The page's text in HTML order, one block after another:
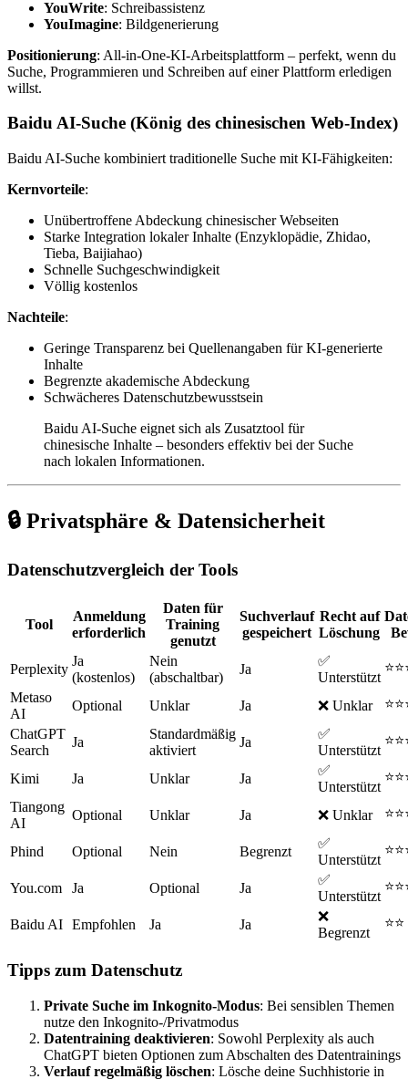
YouWrite: Schreibassistenz
YouImagine: Bildgenerierung
Positionierung: All-in-One-KI-Arbeitsplattform – perfekt, wenn du
Suche, Programmieren und Schreiben auf einer Plattform erledigen
willst.
Baidu AI-Suche (König des chinesischen Web-Index)
Baidu AI-Suche kombiniert traditionelle Suche mit KI-Fähigkeiten:
Kernvorteile:
Unübertroffene Abdeckung chinesischer Webseiten
Starke Integration lokaler Inhalte (Enzyklopädie, Zhidao,
Tieba, Baijiahao)
Schnelle Suchgeschwindigkeit
Völlig kostenlos
Nachteile:
Geringe Transparenz bei Quellenangaben für KI-generierte
Inhalte
Begrenzte akademische Abdeckung
Schwächeres Datenschutzbewusstsein
Baidu AI-Suche eignet sich als Zusatztool für
chinesische Inhalte – besonders effektiv bei der Suche
nach lokalen Informationen.
🔒 Privatsphäre & Datensicherheit
Datenschutzvergleich der Tools
Tool
Anmeldung
erforderlich
Daten für
Training
genutzt
Suchverlauf
gespeichert
Recht auf
Löschung
Perplexity
Ja
(kostenlos)
Nein
(abschaltbar)
Ja
✅
Unterstützt
Metaso
AI
Optional Unklar Ja ❌ Unklar
ChatGPT
Search
Ja
Standardmäßig
aktiviert
Ja
✅
Unterstützt
Kimi Ja Unklar Ja
✅
Unterstützt
Tiangong
AI
Optional Unklar Ja ❌ Unklar
Phind Optional Nein Begrenzt
✅
Unterstützt
You.com Ja Optional Ja
✅
Unterstützt
Baidu AI Empfohlen Ja Ja
❌
Begrenzt
⭐⭐
Tipps zum Datenschutz
Private Suche im Inkognito-Modus: Bei sensiblen Themen
nutze den Inkognito-/Privatmodus
Datentraining deaktivieren: Sowohl Perplexity als auch
ChatGPT bieten Optionen zum Abschalten des Datentrainings
Verlauf regelmäßig löschen: Lösche deine Suchhistorie in